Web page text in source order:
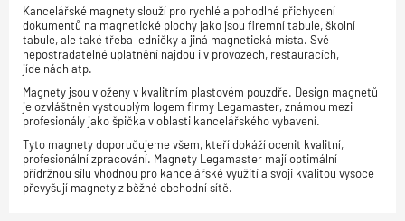
Kancelářské magnety slouží pro rychlé a pohodlné přichycení
dokumentů na magnetické plochy jako jsou firemní tabule, školní
tabule, ale také třeba ledničky a jiná magnetická místa. Své
nepostradatelné uplatnění najdou i v provozech, restauracích,
jídelnách atp.
Magnety jsou vloženy v kvalitním plastovém pouzdře. Design magnetů
je ozvláštněn vystouplým logem firmy Legamaster, známou mezi
profesionály jako špička v oblasti kancelářského vybavení.
Tyto magnety doporučujeme všem, kteří dokáží ocenit kvalitní,
profesionální zpracování. Magnety Legamaster mají optimální
přídržnou sílu vhodnou pro kancelářské využití a svoji kvalitou vysoce
převyšují magnety z běžné obchodní sítě.